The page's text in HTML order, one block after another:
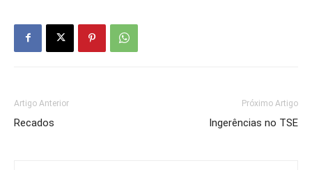
Artigo Anterior
Recados
Próximo Artigo
Ingerências no TSE